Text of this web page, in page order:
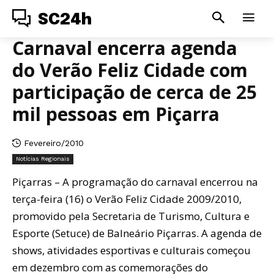
SC24h
Carnaval encerra agenda
do Verão Feliz Cidade com
participação de cerca de 25
mil pessoas em Piçarra
Fevereiro/2010
Notícias Regionais
Piçarras – A programação do carnaval encerrou na
terça-feira (16) o Verão Feliz Cidade 2009/2010,
promovido pela Secretaria de Turismo, Cultura e
Esporte (Setuce) de Balneário Piçarras. A agenda de
shows, atividades esportivas e culturais começou
em dezembro com as comemorações do